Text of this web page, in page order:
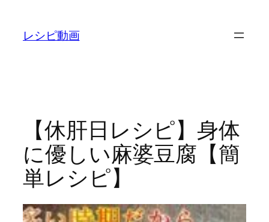
レシピ動画
【休肝日レシピ】身体
に優しい麻婆豆腐【簡
単レシピ】